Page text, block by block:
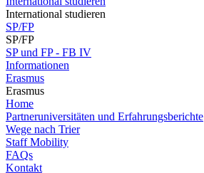
International studieren
SP/FP
SP/FP
SP und FP - FB IV
Informationen
Erasmus
Erasmus
Home
Partneruniversitäten und Erfahrungsberichte
Wege nach Trier
Staff Mobility
FAQs
Kontakt